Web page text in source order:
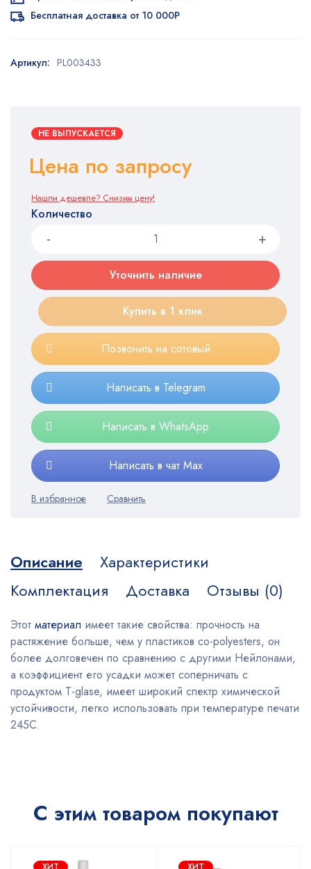
НЕ ВЫПУСКАЕТСЯ
Цена по запросу
Нашли дешевле? Снизим цену!
Количество
Уточнить наличие
Купить в 1 клик
Позвонить на сотовый
Написать в Telegram
Написать в WhatsApp
Написать в чат Max
Бесплатная доставка от 10 000Р
Артикул: PL003433
Описание
Характеристики
Комплектация
Доставка Отзывы (0)
Этот материал имеет такие свойства: прочность на
растяжение больше, чем у пластиков co-polyesters, он
более долговечен по сравнению с другими Нейлонами,
а коэффициент его усадки может соперничать с
продуктом T-glase, имеет широкий спектр химической
устойчивости, легко использовать при температуре печати
245C.
С этим товаром покупают